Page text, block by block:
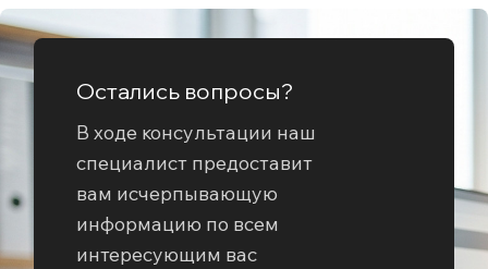
Остались вопросы?
В ходе консультации наш
специалист предоставит
вам исчерпывающую
информацию по всем
интересующим вас